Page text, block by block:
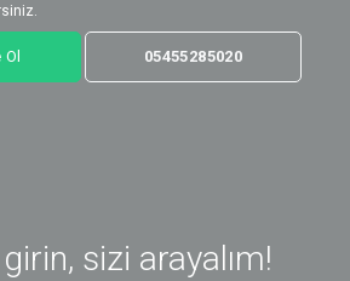
05455285020
sizi arayalım!